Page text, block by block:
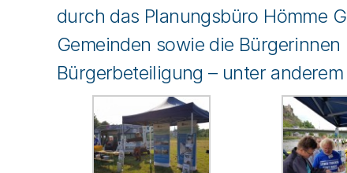
durch das Planungsbüro Hömme
Gemeinden sowie die
Bürgerbeteiligung – unter